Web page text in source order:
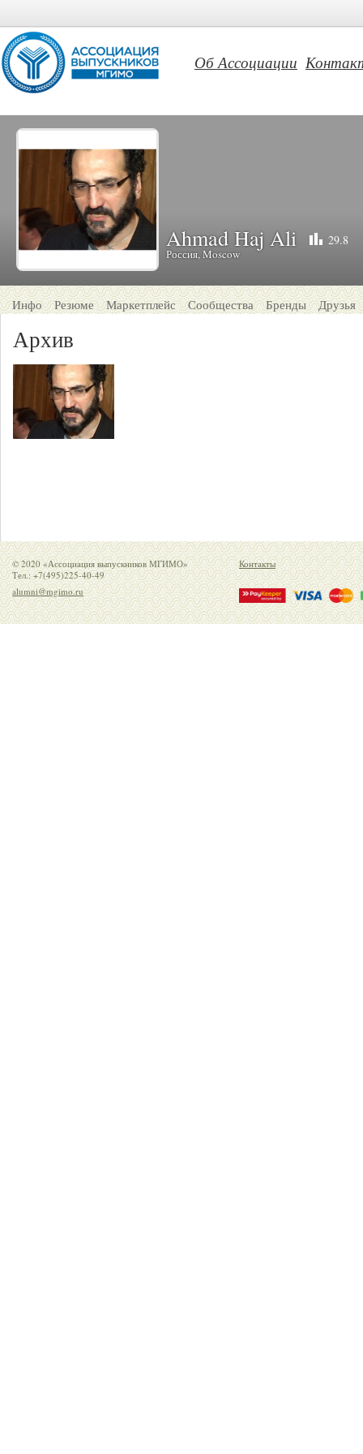
Об Ассоциации
Ahmad Haj Ali
Россия, Moscow
29.8
Инфо Резюме Маркетплейс Сообщества Бренды Друзья
Архив
© 2020 «Ассоциация выпускников МГИМО»
Тел.: +7(495)225-40-49
alumni@mgimo.ru
Контакты